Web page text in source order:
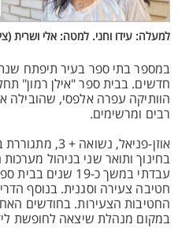
למעלה: עידו וחני. למטה: אלי ושרית
במספר בתי ספר בעיר תיפתח
חדשים. בבית ספר "אילן רמון"
הוותיקה עפרה אלפסי, שהובילה
רבים ומרשימים.
אוזן-פניאל,
בחינוך ותואר שני בניהול
עבדתי במשך כ-19
חטיבה צעירה וסגנית. בנוסף
החטיבות הצעירות. בחודשים
במקום מנהלת שיצאה לחופשת